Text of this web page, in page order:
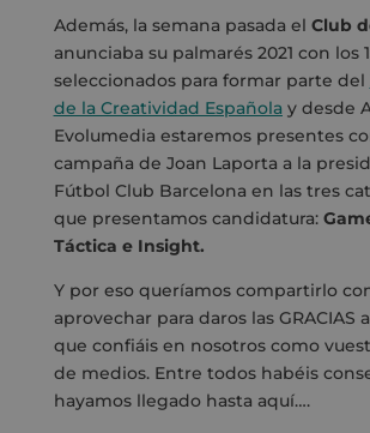
Además, la semana pasada el Club
anunciaba su palmarés 2021 con los
seleccionados para formar parte del
de la Creatividad Española y desde
Evolumedia estaremos presentes
campaña de Joan Laporta a la
Fútbol Club Barcelona en las tres
que presentamos candidatura:
Táctica e Insight.
Y por eso queríamos compartirlo
aprovechar para daros las GRACIAS
que confiáis en nosotros como
de medios. Entre todos habéis
hayamos llegado hasta aquí….